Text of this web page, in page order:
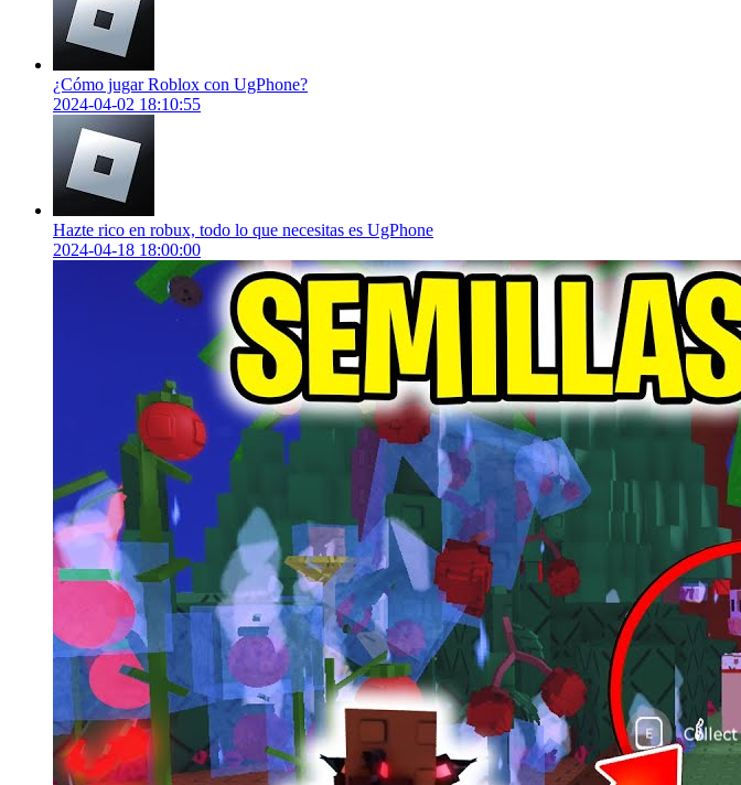
¿Cómo jugar Roblox con UgPhone?
2024-04-02 18:10:55
Hazte rico en robux, todo lo que necesitas es UgPhone
2024-04-18 18:00:00